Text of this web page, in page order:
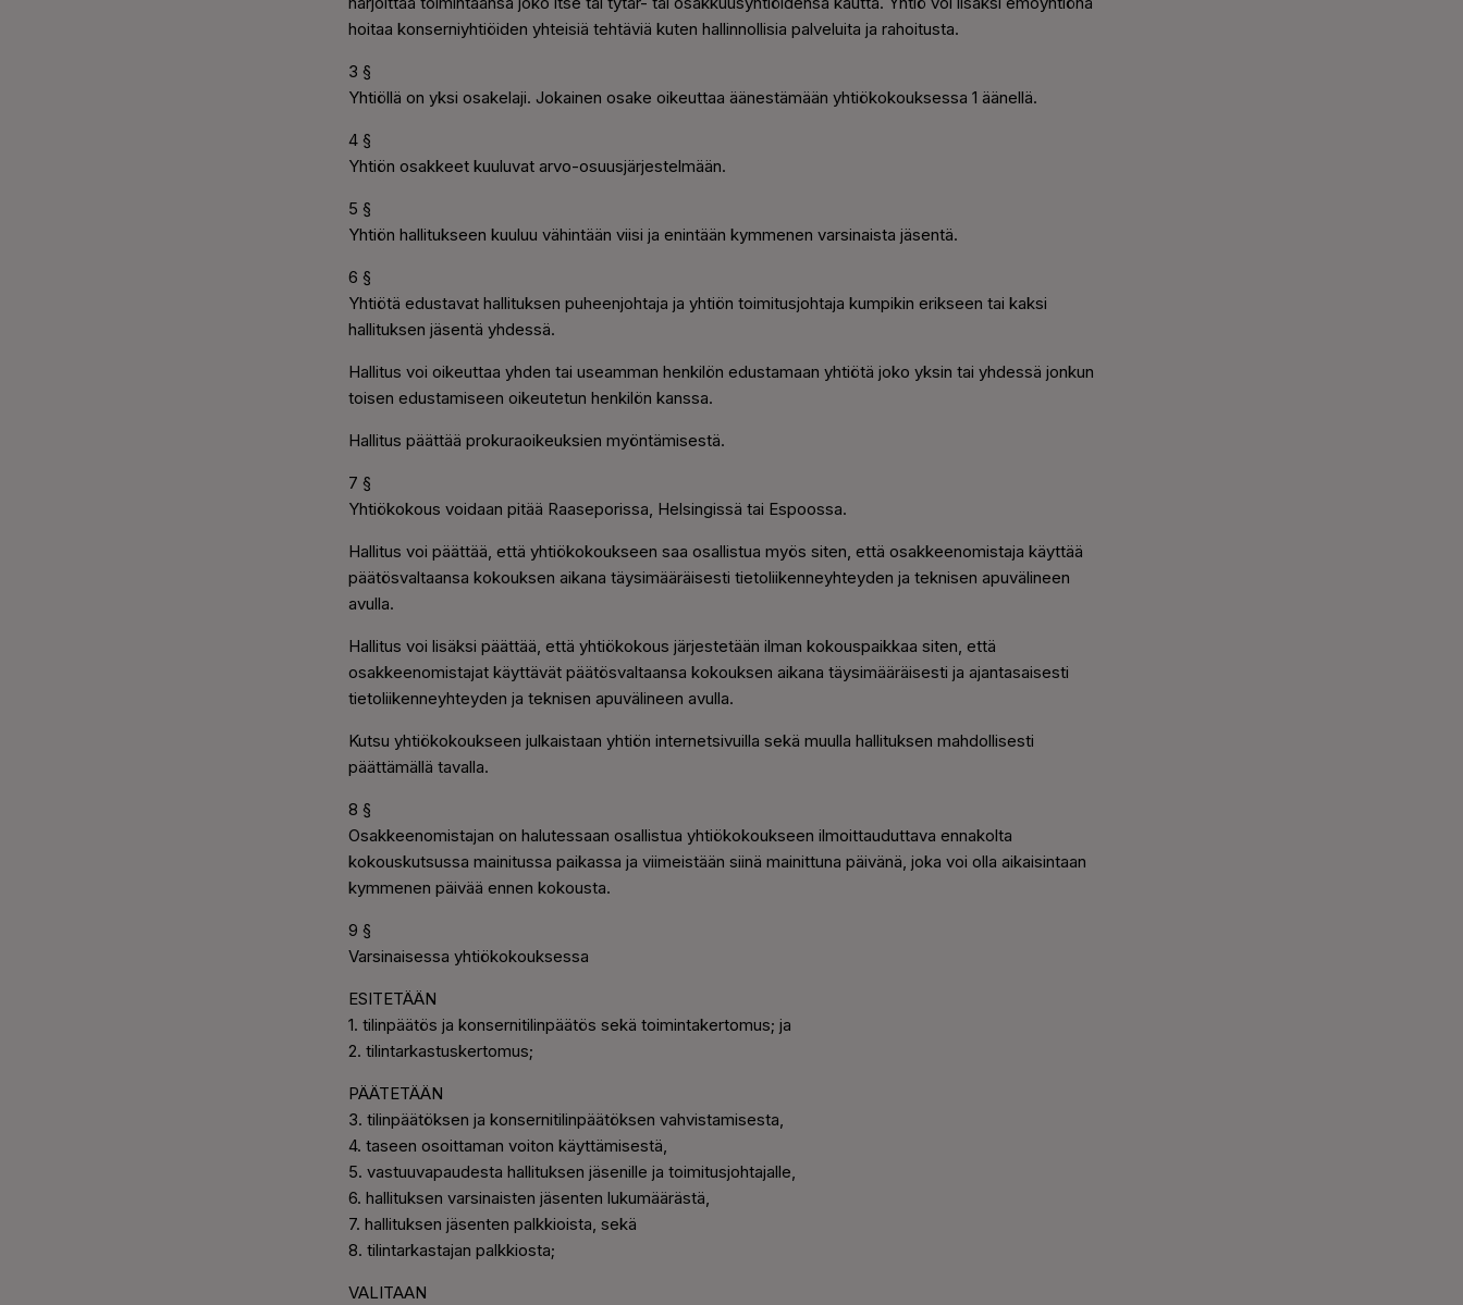
hoitaa konserniyhtiöiden yhteisiä tehtäviä kuten hallinnollisia palveluita ja rahoitusta.
3 §
Yhtiöllä on yksi osakelaji. Jokainen osake oikeuttaa äänestämään yhtiökokouksessa 1 äänellä.
4 §
Yhtiön osakkeet kuuluvat arvo-osuusjärjestelmään.
5 §
Yhtiön hallitukseen kuuluu vähintään viisi ja enintään kymmenen varsinaista jäsentä.
6 §
Yhtiötä edustavat hallituksen puheenjohtaja ja yhtiön toimitusjohtaja kumpikin erikseen tai kaksi
hallituksen jäsentä yhdessä.
Hallitus voi oikeuttaa yhden tai useamman henkilön edustamaan yhtiötä joko yksin tai yhdessä jonkun
toisen edustamiseen oikeutetun henkilön kanssa.
Hallitus päättää prokuraoikeuksien myöntämisestä.
7 §
Yhtiökokous voidaan pitää Raaseporissa, Helsingissä tai Espoossa.
Hallitus voi päättää, että yhtiökokoukseen saa osallistua myös siten, että osakkeenomistaja käyttää
päätösvaltaansa kokouksen aikana täysimääräisesti tietoliikenneyhteyden ja teknisen apuvälineen
avulla.
Hallitus voi lisäksi päättää, että yhtiökokous järjestetään ilman kokouspaikkaa siten, että
osakkeenomistajat käyttävät päätösvaltaansa kokouksen aikana täysimääräisesti ja ajantasaisesti
tietoliikenneyhteyden ja teknisen apuvälineen avulla.
Kutsu yhtiökokoukseen julkaistaan yhtiön internetsivuilla sekä muulla hallituksen mahdollisesti
päättämällä tavalla.
8 §
Osakkeenomistajan on halutessaan osallistua yhtiökokoukseen ilmoittauduttava ennakolta
kokouskutsussa mainitussa paikassa ja viimeistään siinä mainittuna päivänä, joka voi olla aikaisintaan
kymmenen päivää ennen kokousta.
9 §
Varsinaisessa yhtiökokouksessa
ESITETÄÄN
1. tilinpäätös ja konsernitilinpäätös sekä toimintakertomus; ja
2. tilintarkastuskertomus;
PÄÄTETÄÄN
3. tilinpäätöksen ja konsernitilinpäätöksen vahvistamisesta,
4. taseen osoittaman voiton käyttämisestä,
5. vastuuvapaudesta hallituksen jäsenille ja toimitusjohtajalle,
6. hallituksen varsinaisten jäsenten lukumäärästä,
7. hallituksen jäsenten palkkioista, sekä
8. tilintarkastajan palkkiosta;
VALITAAN